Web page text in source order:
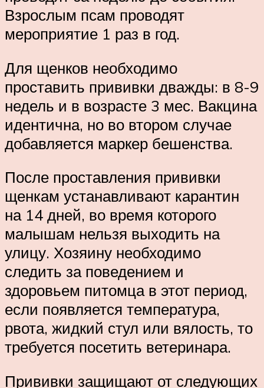
Взрослым псам проводят
мероприятие 1 раз в год.
Для щенков необходимо
проставить прививки дважды: в 8-9
недель и в возрасте 3 мес. Вакцина
идентична, но во втором случае
добавляется маркер бешенства.
После проставления прививки
щенкам устанавливают карантин
на 14 дней, во время которого
малышам нельзя выходить на
улицу. Хозяину необходимо
следить за поведением и
здоровьем питомца в этот период,
если появляется температура,
рвота, жидкий стул или вялость, то
требуется посетить ветеринара.
Прививки защищают от следующих